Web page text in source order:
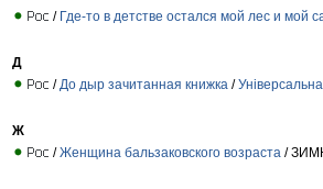
/ Где-то в детстве остался мой лес и мой
Д
/ До дыр зачитанная книжка /
Ж
/Женщина бальзаковского возраста /